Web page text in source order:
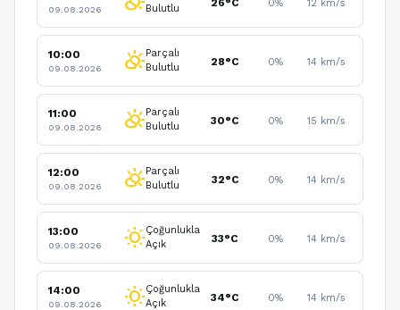
09.08.2026
Bulutlu
26°C 0% 12 km/s
10:00
09.08.2026 partly_cloudy_dayParçalı
Bulutlu
28°C 0% 14 km/s
11:00
09.08.2026 partly_cloudy_dayParçalı
Bulutlu
30°C 0% 15 km/s
12:00
09.08.2026 partly_cloudy_dayParçalı
Bulutlu
32°C 0% 14 km/s
13:00
09.08.2026 wb_sunnyÇoğunlukla
Açık
33°C 0% 14 km/s
14:00
09.08.2026 wb_sunnyÇoğunlukla
Açık
34°C 0% 14 km/s